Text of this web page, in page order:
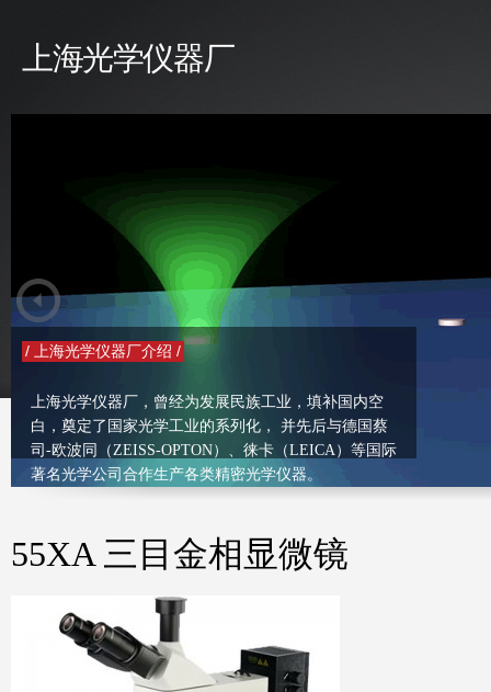
上海光学仪器厂
/ 上海光学仪器厂介绍 /
上海光学仪器厂，曾经为发展民族工业，填补国内空
白，奠定了国家光学工业的系列化， 并先后与德国蔡
司-欧波同（ZEISS-OPTON）、徕卡（LEICA）等国际
著名光学公司合作生产各类精密光学仪器。
55XA 三目金相显微镜